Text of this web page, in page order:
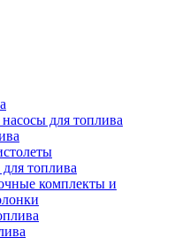
для топлива
топлива
комплекты и